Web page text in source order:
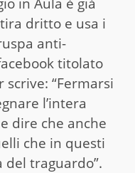
dritto e usa i
anti-
titolato
“Fermarsi
l’intera
dire che anche
che in questi
traguardo”.